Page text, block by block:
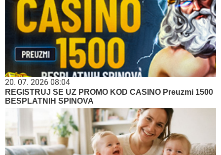
20. 07. 2026 08:04
REGISTRUJ SE UZ PROMO KOD CASINO Preuzmi 1500
BESPLATNIH SPINOVA